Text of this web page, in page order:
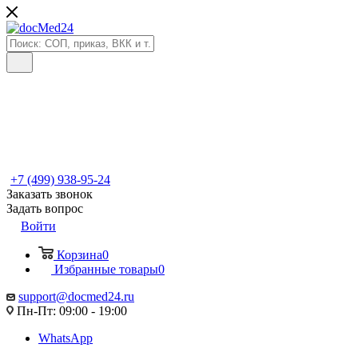
+7 (499) 938-95-24
Заказать звонок
Задать вопрос
Войти
Корзина0
Избранные товары0
support@docmed24.ru
Пн-Пт: 09:00 - 19:00
WhatsApp